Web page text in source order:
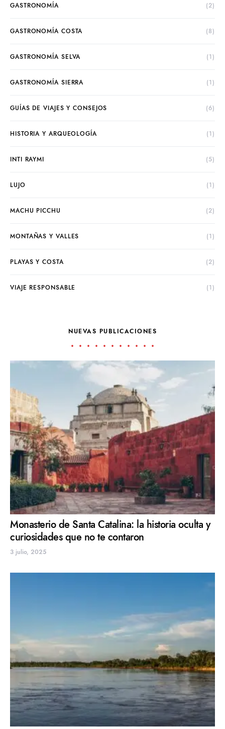
GASTRONOMÍA (2)
GASTRONOMÍA COSTA (8)
GASTRONOMÍA SELVA (1)
GASTRONOMÍA SIERRA (1)
GUÍAS DE VIAJES Y CONSEJOS (6)
HISTORIA Y ARQUEOLOGÍA (1)
INTI RAYMI (5)
LUJO (1)
MACHU PICCHU (2)
MONTAÑAS Y VALLES (1)
PLAYAS Y COSTA (2)
VIAJE RESPONSABLE (1)
NUEVAS PUBLICACIONES
Monasterio de Santa Catalina: la historia oculta y
curiosidades que no te contaron
3 julio, 2025